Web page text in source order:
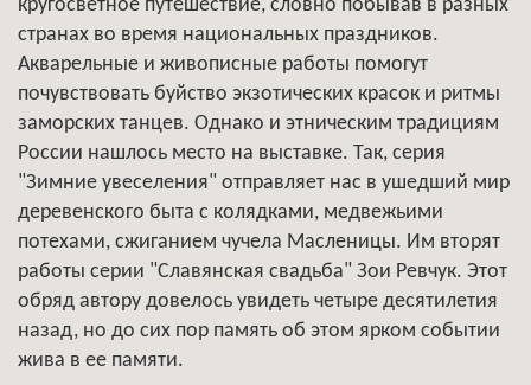
кругосветное путешествие, словно побывав в разных
странах во время национальных праздников.
Акварельные и живописные работы помогут
почувствовать буйство экзотических красок и ритмы
заморских танцев. Однако и этническим традициям
России нашлось место на выставке. Так, серия
"Зимние увеселения" отправляет нас в ушедший мир
деревенского быта с колядками, медвежьими
потехами, сжиганием чучела Масленицы. Им вторят
работы серии "Славянская свадьба" Зои Ревчук. Этот
обряд автору довелось увидеть четыре десятилетия
назад, но до сих пор память об этом ярком событии
жива в ее памяти.